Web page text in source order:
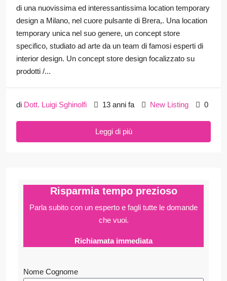
di una nuovissima ed interessantissima location temporary
design a Milano, nel cuore pulsante di Brera,. Una location
temporary unica nel suo genere, un concept store
specifico, studiato ad arte da un team di famosi esperti di
interior design. Un concept store design focalizzato su
prodotti /...
di Dott. Luigi Sghinolfi 13 anni fa New Listing 0
Leggi di più
Risparmia tempo prezioso
Parla subito con un esperto e fagli tutte le domande
che vuoi.
Richiamata immediata
Nome Cognome